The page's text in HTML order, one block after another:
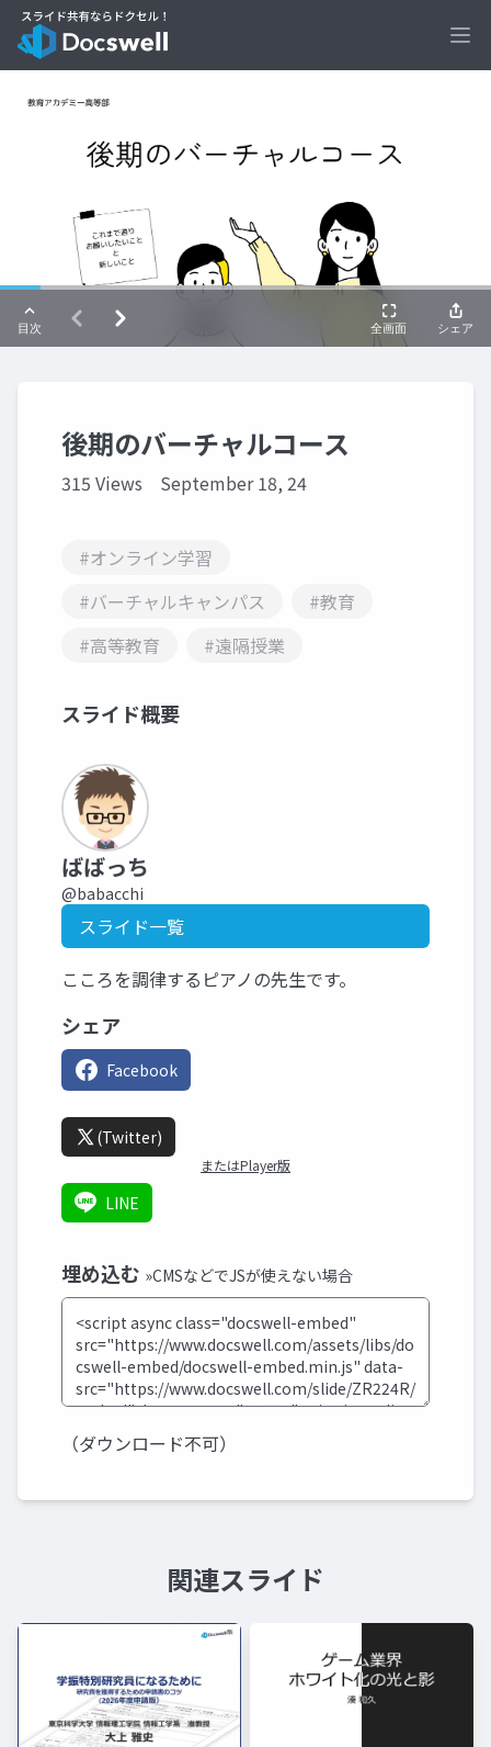
後期のバーチャルコース
315 Views September 18, 24
#オンライン学習
#バーチャルキャンパス
#教育
#高等教育
#遠隔授業
スライド概要
ばばっち
@babacchi
スライド一覧
こころを調律するピアノの先生です。
シェア
Facebook
(Twitter)
またはPlayer版
LINE
埋め込む »CMSなどでJSが使えない場合
（ダウンロード不可）
関連スライド